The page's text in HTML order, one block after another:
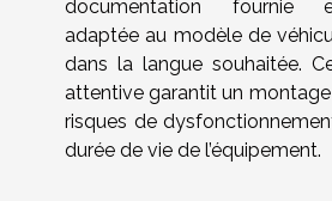
documentation fournie
adaptée au modèle de
dans la langue souhaitée.
attentive garantit un montage
risques de
durée de vie de l’équipement.